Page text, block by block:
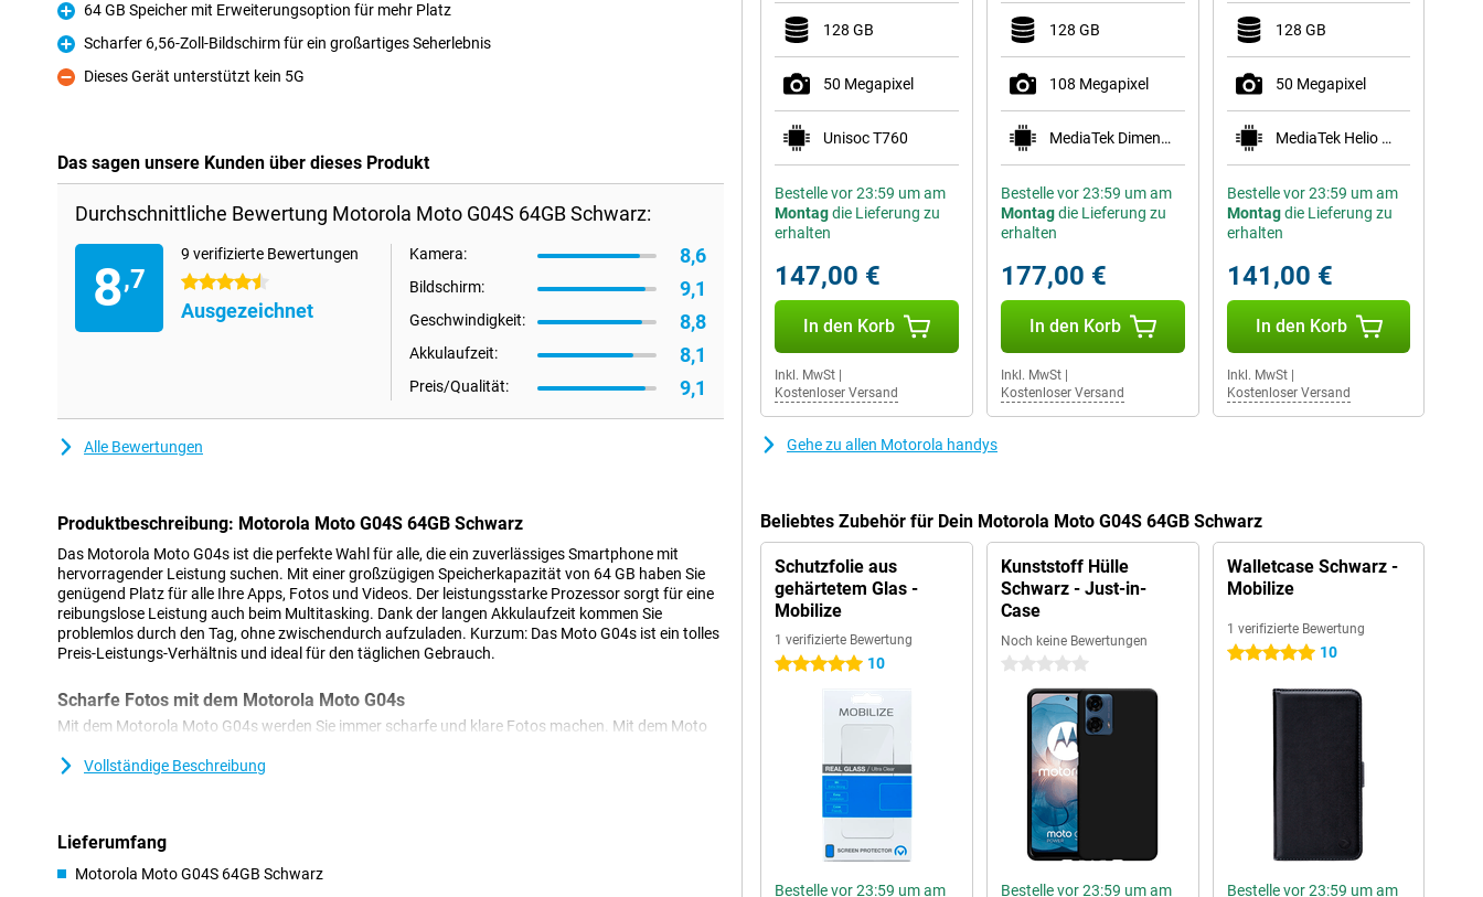
Pro
64 GB Speicher mit Erweiterungsoption für mehr Platz
Pro
Scharfer 6,56-Zoll-Bildschirm für ein großartiges Seherlebnis
Kontra
Dieses Gerät unterstützt kein 5G
Das sagen unsere Kunden über dieses Produkt
Durchschnittliche Bewertung Motorola Moto G04S 64GB Schwarz:
8,7
9 verifizierte Bewertungen
4.5 Sterne
Ausgezeichnet
Kamera: 8,6
Bildschirm: 9,1
Geschwindigkeit: 8,8
Akkulaufzeit: 8,1
Preis/Qualität: 9,1
Alle Bewertungen
Produktbeschreibung: Motorola Moto G04S 64GB Schwarz
Das Motorola Moto G04s ist die perfekte Wahl für alle, die ein zuverlässiges Smartphone mit
hervorragender Leistung suchen. Mit einer großzügigen Speicherkapazität von 64 GB haben Sie
genügend Platz für alle Ihre Apps, Fotos und Videos. Der leistungsstarke Prozessor sorgt für eine
reibungslose Leistung auch beim Multitasking. Dank der langen Akkulaufzeit kommen Sie
problemlos durch den Tag, ohne zwischendurch aufzuladen. Kurzum: Das Moto G04s ist ein tolles
Preis-Leistungs-Verhältnis und ideal für den täglichen Gebrauch.
Scharfe Fotos mit dem Motorola Moto G04s
Mit dem Motorola Moto G04s werden Sie immer scharfe und klare Fotos machen. Mit dem Moto
Technologie, die automatisch die besten Einstellungen für Sie wählt. So machen Sie immer
Reichlich Platz für alles, was Sie brauchen
Dateien haben. Ob Fotos, Videos oder Apps, Sie müssen sich keine Sorgen machen, dass Ihnen der
Vollständige Beschreibung
Lieferumfang
Motorola Moto G04S 64GB Schwarz
128 GB
50 Megapixel
Unisoc T760
Bestelle vor 23:59 um am
Montagdie Lieferung zu
erhalten
147,00 €
In den Korb
Inkl. MwSt
Kostenloser Versand
128 GB
108 Megapixel
MediaTek Dimensity 6300
Bestelle vor 23:59 um am
Montagdie Lieferung zu
erhalten
177,00 €
In den Korb
Inkl. MwSt|
Kostenloser Versand
128 GB
50 Megapixel
MediaTek Helio G81
Bestelle vor 23:59 um am
Montagdie Lieferung zu
erhalten
141,00 €
In den Korb
Inkl. MwSt|
Kostenloser Versand
Gehe zu allen Motorola handys
Beliebtes Zubehör für Dein Motorola Moto G04S 64GB Schwarz
Schutzfolie aus
gehärtetem Glas -
Mobilize
1 verifizierte Bewertung
5 Sterne 10
Bestelle vor 23:59 um am
Kunststoff Hülle
Schwarz - Just-in-
Case
Noch keine Bewertungen
0 Sterne
Bestelle vor 23:59 um am
Walletcase Schwarz -
Mobilize
1 verifizierte Bewertung
5 Sterne 10
Bestelle vor 23:59 um am